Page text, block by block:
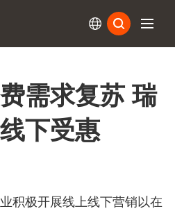
需求复苏 瑞
下受惠
积极开展线上线下营销以在